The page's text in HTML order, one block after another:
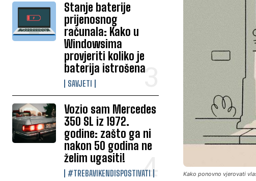
Stanje baterije
prijenosnog
računala: Kako u
Windowsima
provjeriti koliko je
baterija istrošena
SAVJETI
Vozio sam Mercedes
350 SL iz 1972.
godine: zašto ga ni
nakon 50 godina ne
želim ugasiti!
#TREBAVIKENDISPOSTIVATI Kako ponovno vjerovati